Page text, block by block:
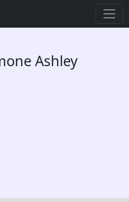
Ashley